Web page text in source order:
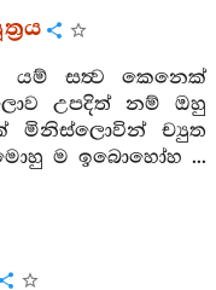
යම් සත්‍ව කෙනෙක්
උපදිත් නම් ඔහු
මිනිස්ලොවින් ච්‍යුත
ම ඉබොහෝහ ...